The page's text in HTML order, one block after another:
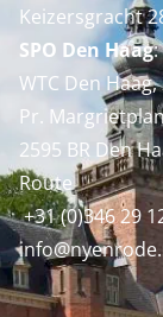
Keizersgracht
SPO Den Haag:
WTC Den
Pr.
2595 BR Den
Route
+31 (0)346 29